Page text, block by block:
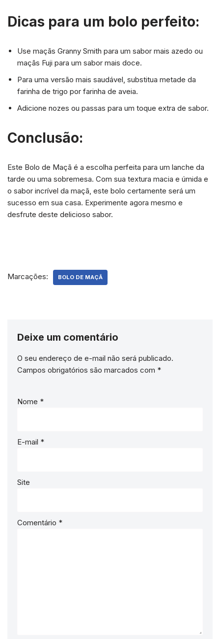
Dicas para um bolo perfeito:
Use maçãs Granny Smith para um sabor mais azedo ou
maçãs Fuji para um sabor mais doce.
Para uma versão mais saudável, substitua metade da
farinha de trigo por farinha de aveia.
Adicione nozes ou passas para um toque extra de sabor.
Conclusão:
Este Bolo de Maçã é a escolha perfeita para um lanche da
tarde ou uma sobremesa. Com sua textura macia e úmida e
o sabor incrível da maçã, este bolo certamente será um
sucesso em sua casa. Experimente agora mesmo e
desfrute deste delicioso sabor.
Marcações: BOLO DE MAÇÃ
Deixe um comentário
O seu endereço de e-mail não será publicado.
Campos obrigatórios são marcados com *
Nome *
E-mail *
Site
Comentário *